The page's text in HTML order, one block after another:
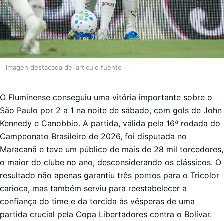
Imagen destacada del articulo fuente
O Fluminense conseguiu uma vitória importante sobre o
São Paulo por 2 a 1 na noite de sábado, com gols de John
Kennedy e Canobbio. A partida, válida pela 16ª rodada do
Campeonato Brasileiro de 2026, foi disputada no
Maracanã e teve um público de mais de 28 mil torcedores,
o maior do clube no ano, desconsiderando os clássicos. O
resultado não apenas garantiu três pontos para o Tricolor
carioca, mas também serviu para reestabelecer a
confiança do time e da torcida às vésperas de uma
partida crucial pela Copa Libertadores contra o Bolívar.